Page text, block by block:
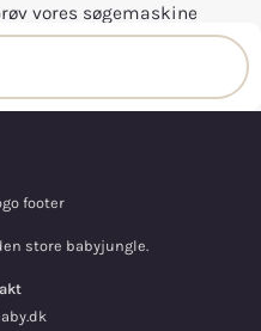
vores søgemaskine
store babyjungle.